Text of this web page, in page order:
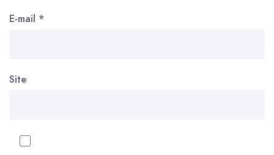
E-mail *
Site